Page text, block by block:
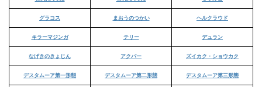
グラコス まおうのつかい ヘルクラウド
キラーマジンガ テリー デュラン
なげきのきょじん アクバー ズイカク・ショウカク
デスタムーア第一形態 デスタムーア第二形態 デスタムーア第三形態